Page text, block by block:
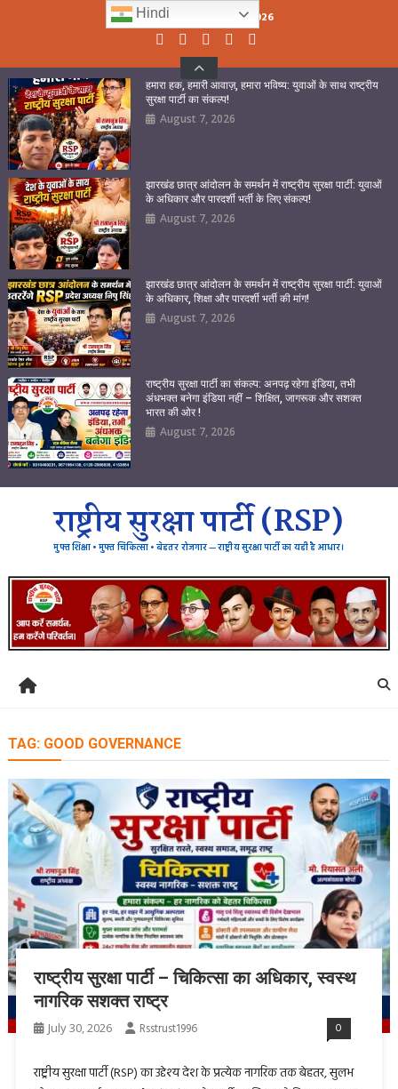
Saturday, August 08, 2026
हमारा हक, हमारी आवाज़, हमारा भविष्य: युवाओं के साथ राष्ट्रीय
सुरक्षा पार्टी का संकल्प!
August 7, 2026
झारखंड छात्र आंदोलन के समर्थन में राष्ट्रीय सुरक्षा पार्टी: युवाओं
के अधिकार और पारदर्शी भर्ती के लिए संकल्प!
August 7, 2026
झारखंड छात्र आंदोलन के समर्थन में राष्ट्रीय सुरक्षा पार्टी: युवाओं
के अधिकार, शिक्षा और पारदर्शी भर्ती की मांग!
August 7, 2026
राष्ट्रीय सुरक्षा पार्टी का संकल्प: अनपढ़ रहेगा इंडिया, तभी
अंधभक्त बनेगा इंडिया नहीं – शिक्षित, जागरूक और सशक्त
भारत की ओर !
August 7, 2026
राष्ट्रीय सुरक्षा पार्टी (RSP)
मुफ्त शिक्षा • मुफ्त चिकित्सा • बेहतर रोजगार — राष्ट्रीय सुरक्षा पार्टी का यही है आधार।
TAG: GOOD GOVERNANCE
राष्ट्रीय सुरक्षा पार्टी – चिकित्सा का अधिकार, स्वस्थ
नागरिक सशक्त राष्ट्र
July 30, 2026 Rsstrust1996 0
राष्ट्रीय सुरक्षा पार्टी (RSP) का उद्देश्य देश के प्रत्येक नागरिक तक बेहतर, सुलभ
Hindi